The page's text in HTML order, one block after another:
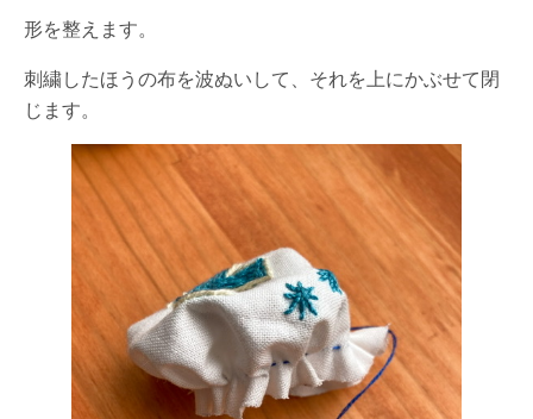
形を整えます。
刺繍したほうの布を波ぬいして、それを上にかぶせて閉
じます。